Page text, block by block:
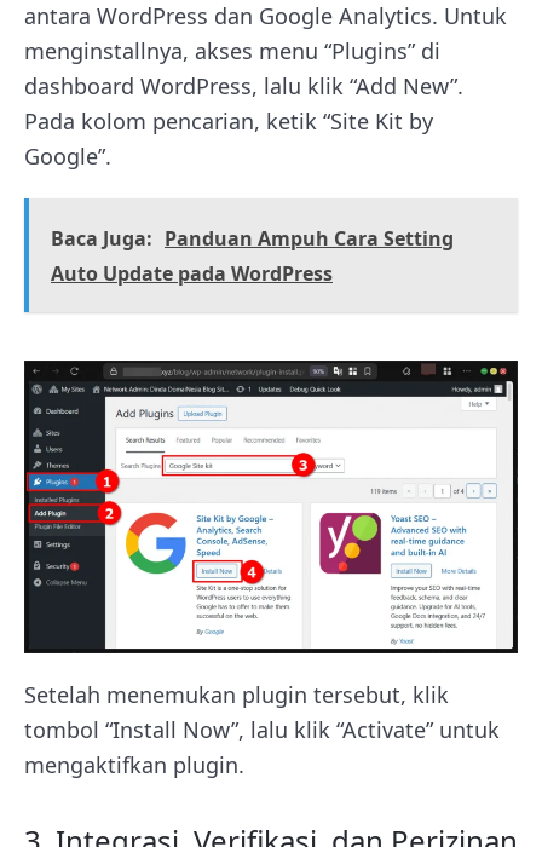
antara WordPress dan Google Analytics. Untuk
menginstallnya, akses menu “Plugins” di
dashboard WordPress, lalu klik “Add New”.
Pada kolom pencarian, ketik “Site Kit by
Google”.
Baca Juga: Panduan Ampuh Cara Setting
Auto Update pada WordPress
Setelah menemukan plugin tersebut, klik
tombol “Install Now”, lalu klik “Activate” untuk
mengaktifkan plugin.